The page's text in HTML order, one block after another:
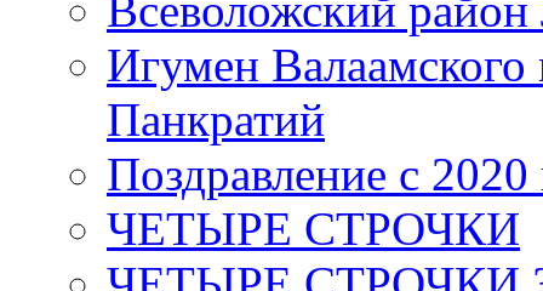
Всеволожский район
Игумен
Панкратий
Поздравление с 2020
ЧЕТЫРЕ СТРОЧКИ